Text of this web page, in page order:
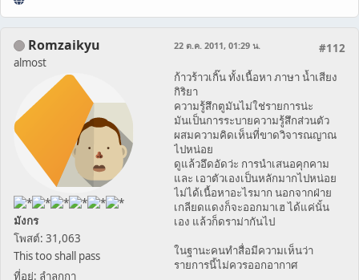
Romzaikyu
almost
มังกร
โพสต์: 31,063
This too shall pass
ที่อยู่: ลำลูกกา
#112
22 ต.ค. 2011, 01:29 น.
ก้าวร้าวเกิ๊น ทั้งเนื้อหา ภาษา น้ำเสียง
กิริยา
ความรู้สึกตูมันไม่ใช่รายการน่ะ
มันเป็นการระบายความรู้สึกส่วนตัว
ผสมความคิดเห็นที่ขาดวิจารณญาณ
ไปหน่อย
ดูแล้วอึดอัดว่ะ การนำเสนอคุกคาม
และ เอาตัวเองเป็นหลักมากไปหน่อย
ไม่ได้เนื้อหาอะไรมาก นอกจากฝ่าย
เกลียดแดงก็จะออกมาเฮ ได้แค่นั้น
เอง แล้วก็ดราม่ากันไป
ในฐานะคนทำสื่อมีความเห็นว่า
รายการนี้ไม่ควรออกอากาศ